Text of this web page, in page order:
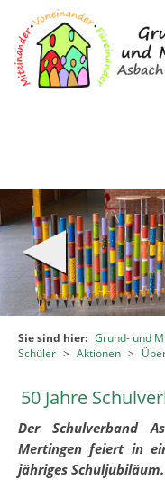
Zum Inhalt,
Sie sind hier: Grund- und
Schüler > Aktionen >
50 Jahre
Der Schulverband
Mertingen feiert in
jähriges Schuljubiläum.